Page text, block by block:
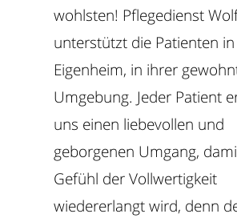
wohlsten! Pflegedienst
unterstützt die Patienten
Eigenheim, in ihrer
Umgebung. Jeder Patient
uns einen liebevollen und
geborgenen Umgang,
Gefühl der Vollwertigkeit
wiedererlangt wird, denn